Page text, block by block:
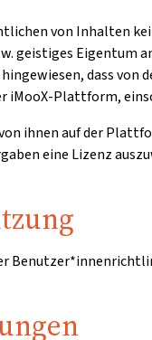
von Inhalten
Eigentum
dass
iMooX-Plattform,
ihnen auf der
eine Lizenz